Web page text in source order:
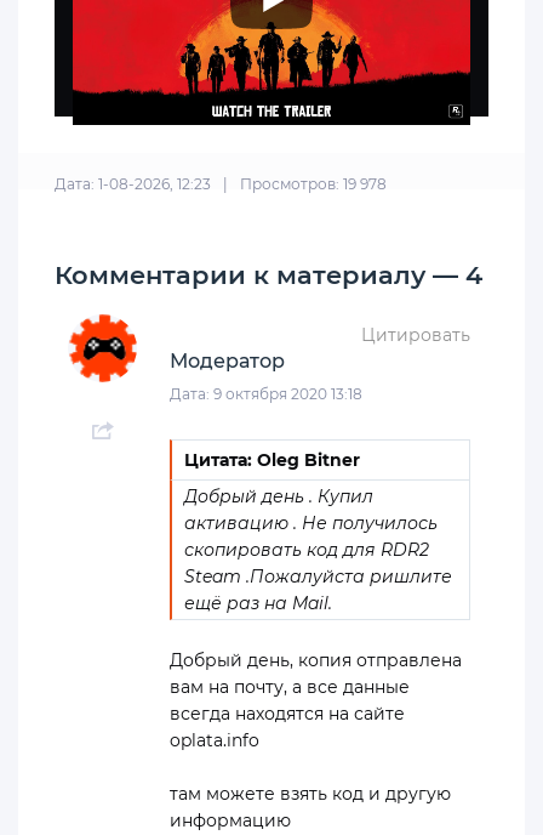
Дата: 1-08-2026, 12:23 | Просмотров: 19 978
Комментарии к материалу — 4
Цитировать
Модератор
Дата: 9 октября 2020 13:18
Цитата: Oleg Bitner
Добрый день . Купил
активацию . Не получилось
скопировать код для RDR2
Steam .Пожалуйста ришлите
ещё раз на Mail.
Добрый день, копия отправлена
вам на почту, а все данные
всегда находятся на сайте
oplata.info
там можете взять код и другую
информацию